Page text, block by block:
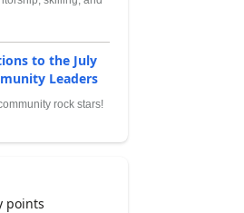
to the July
Leaders
rock stars!
points